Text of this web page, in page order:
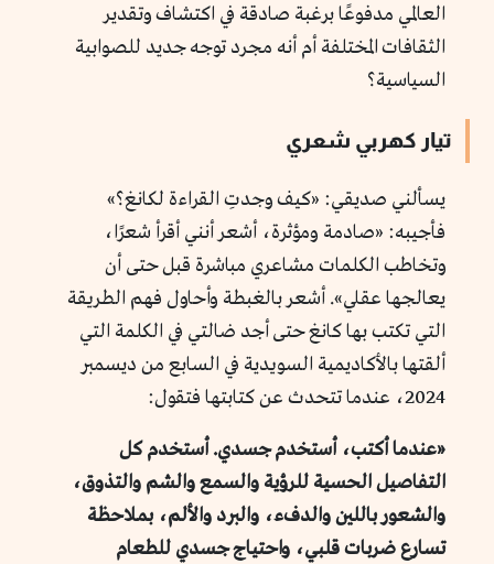
العالمي مدفوعًا برغبة صادقة في اكتشاف وتقدير
الثقافات المختلفة أم أنه مجرد توجه جديد للصوابية
السياسية؟
تيار كهربي شعري
يسألني صديقي: «كيف وجدتِ القراءة لكانغ؟»
فأجيبه: «صادمة ومؤثرة، أشعر أنني أقرأ شعرًا،
وتخاطب الكلمات مشاعري مباشرة قبل حتى أن
يعالجها عقلي». أشعر بالغبطة وأحاول فهم الطريقة
التي تكتب بها كانغ حتى أجد ضالتي في الكلمة التي
ألقتها بالأكاديمية السويدية في السابع من ديسمبر
2024، عندما تتحدث عن كتابتها فتقول:
«عندما أكتب، أستخدم جسدي. أستخدم كل
التفاصيل الحسية للرؤية والسمع والشم والتذوق،
والشعور باللين والدفء، والبرد والألم، بملاحظة
تسارع ضربات قلبي، واحتياج جسدي للطعام